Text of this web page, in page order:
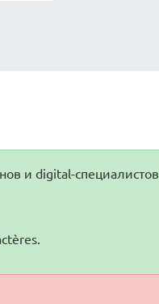
и digital-специалистов